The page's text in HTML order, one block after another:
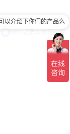
你们是怎么收费的呢